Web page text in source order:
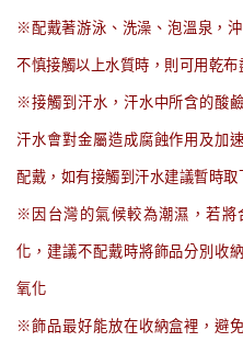
※配戴著游泳、洗澡、泡溫泉，
不慎接觸以上水質時，則可用乾
※接觸到汗水，汗水中所含的酸
汗水會對金屬造成腐蝕作用及加
配戴，如有接觸到汗水建議暫時
※因台灣的氣候較為潮濕，若將
化，建議不配戴時將飾品分別收
氧化
※飾品最好能放在收納盒裡，避